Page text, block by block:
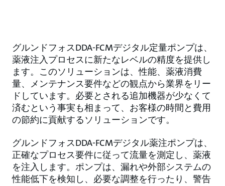
グルンドフォスDDA-FCMデジタル定量ポンプは、
薬液注入プロセスに新たなレベルの精度を提供し
ます。このソリューションは、性能、薬液消費
量、メンテナンス要件などの観点から業界をリー
ドしています。必要とされる追加機器が少なくて
済むという事実も相まって、お客様の時間と費用
の節約に貢献するソリューションです。
グルンドフォスDDA-FCMデジタル薬注ポンプは、
正確なプロセス要件に従って流量を測定し、薬液
を注入します。ポンプは、漏れや外部システムの
性能低下を検知し、必要な調整を行ったり、警告